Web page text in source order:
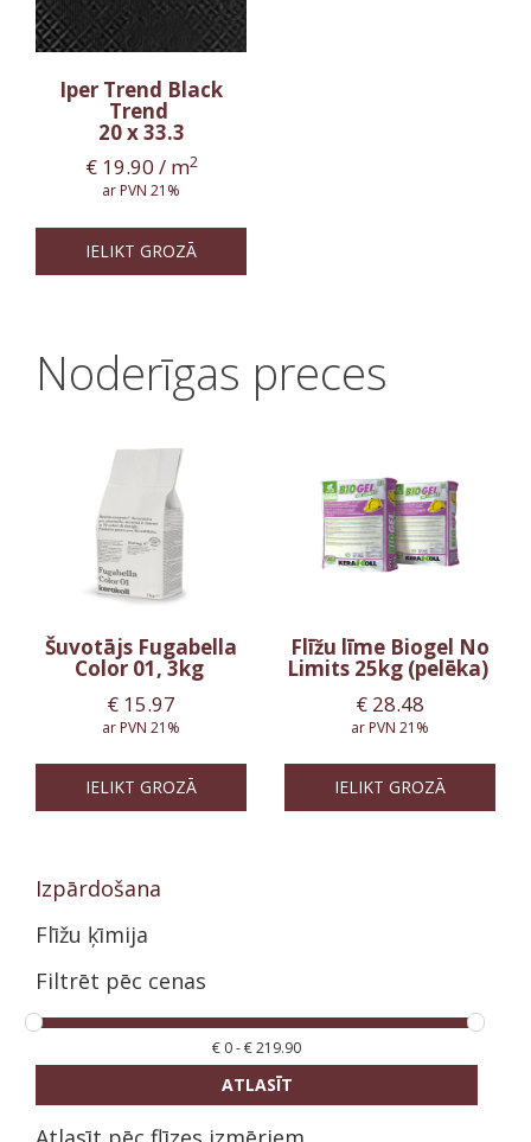
Iper Trend Black
Trend
20 x 33.3
€19.90 / m2
ar PVN 21%
IELIKT GROZĀ
Noderīgas preces
Šuvotājs Fugabella
Color 01, 3kg
€ 15.97
ar PVN 21%
IELIKT GROZĀ
Flīžu līme Biogel No
Limits 25kg (pelēka)
€28.48
ar PVN 21%
IELIKT GROZĀ
Izpārdošana
Flīžu ķīmija
Filtrēt pēc cenas
€ 0-€219.90
ATLASĪT